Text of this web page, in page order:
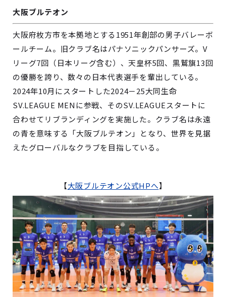
大阪ブルテオン
大阪府枚方市を本拠地とする1951年創部の男子バレーボ
ールチーム。旧クラブ名はパナソニックパンサーズ。V
リーグ7回（日本リーグ含む）、天皇杯5回、黒鷲旗13回
の優勝を誇り、数々の日本代表選手を輩出している。
2024年10月にスタートした2024－25大同生命
SV.LEAGUE MENに参戦、そのSV.LEAGUEスタートに
合わせてリブランディングを実施した。クラブ名は永遠
の青を意味する「大阪ブルテオン」となり、世界を見据
えたグローバルなクラブを目指している。
【大阪ブルテオン公式HPへ】